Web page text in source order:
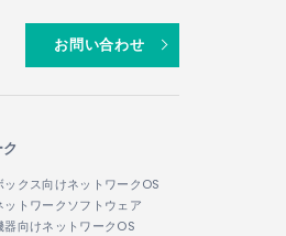
お問い合わせ
ックス向けネットワークOS
ットワークソフトウェア
器向けネットワークOS